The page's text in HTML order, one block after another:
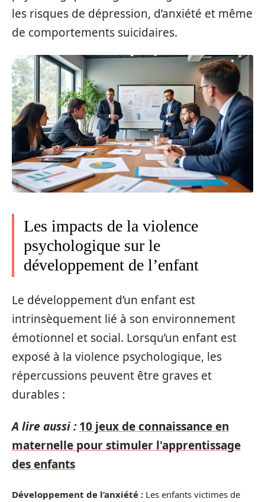
les risques de dépression, d’anxiété et même
de comportements suicidaires.
Les impacts de la violence
psychologique sur le
développement de l’enfant
Le développement d’un enfant est
intrinsèquement lié à son environnement
émotionnel et social. Lorsqu’un enfant est
exposé à la violence psychologique, les
répercussions peuvent être graves et
durables :
A lire aussi : 10 jeux de connaissance en
maternelle pour stimuler l'apprentissage
des enfants
Développement de l’anxiété : Les enfants victimes de